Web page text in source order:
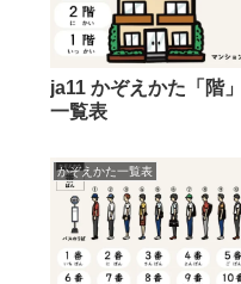
ja11 かぞえかた「階」
一覧表
かぞえかた一覧表